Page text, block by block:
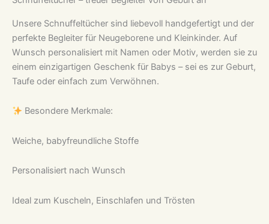
Unsere Schnuffeltücher sind liebevoll handgefertigt und der
perfekte Begleiter für Neugeborene und Kleinkinder. Auf
Wunsch personalisiert mit Namen oder Motiv, werden sie zu
einem einzigartigen Geschenk für Babys – sei es zur Geburt,
Taufe oder einfach zum Verwöhnen.
Besondere Merkmale:
Weiche, babyfreundliche Stoffe
Personalisiert nach Wunsch
Ideal zum Kuscheln, Einschlafen und Trösten